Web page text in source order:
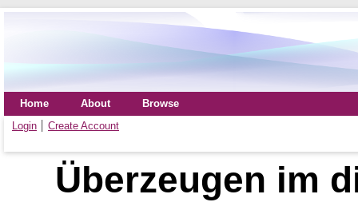
Home About
Browse
Login
Create Account
Überzeugen im